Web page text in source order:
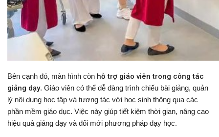
Bên cạnh đó, màn hình còn hỗ trợ giáo viên trong công tác
giảng dạy. Giáo viên có thể dễ dàng trình chiếu bài giảng, quản
lý nội dung học tập và tương tác với học sinh thông qua các
phần mềm giáo dục. Việc này giúp tiết kiệm thời gian, nâng cao
hiệu quả giảng dạy và đổi mới phương pháp dạy học.